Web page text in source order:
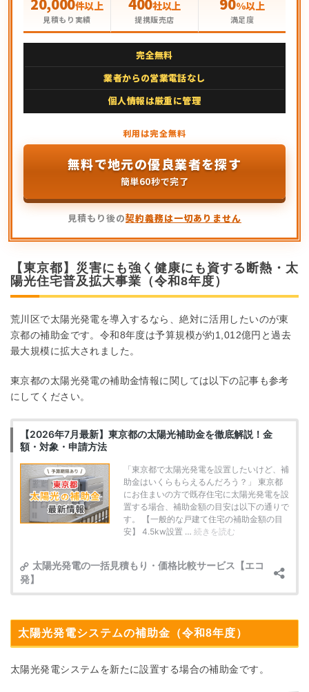
20,000件以上
見積もり実績
400社以上
提携販売店
90%以上
満足度
完全無料
業者からの営業電話なし
個人情報は厳重に管理
無料で地元の優良業者を探す
簡単60秒で完了
見積もり後の契約義務は一切ありません
【東京都】災害にも強く健康にも資する断熱・太
陽光住宅普及拡大事業（令和8年度）
荒川区で太陽光発電を導入するなら、絶対に活用したいのが東
京都の補助金です。令和8年度は予算規模が約1,012億円と過去
最大規模に拡大されました。
東京都の太陽光発電の補助金情報に関しては以下の記事も参考
にしてください。
太陽光発電システムの補助金（令和8年度）
太陽光発電システムを新たに設置する場合の補助金です。